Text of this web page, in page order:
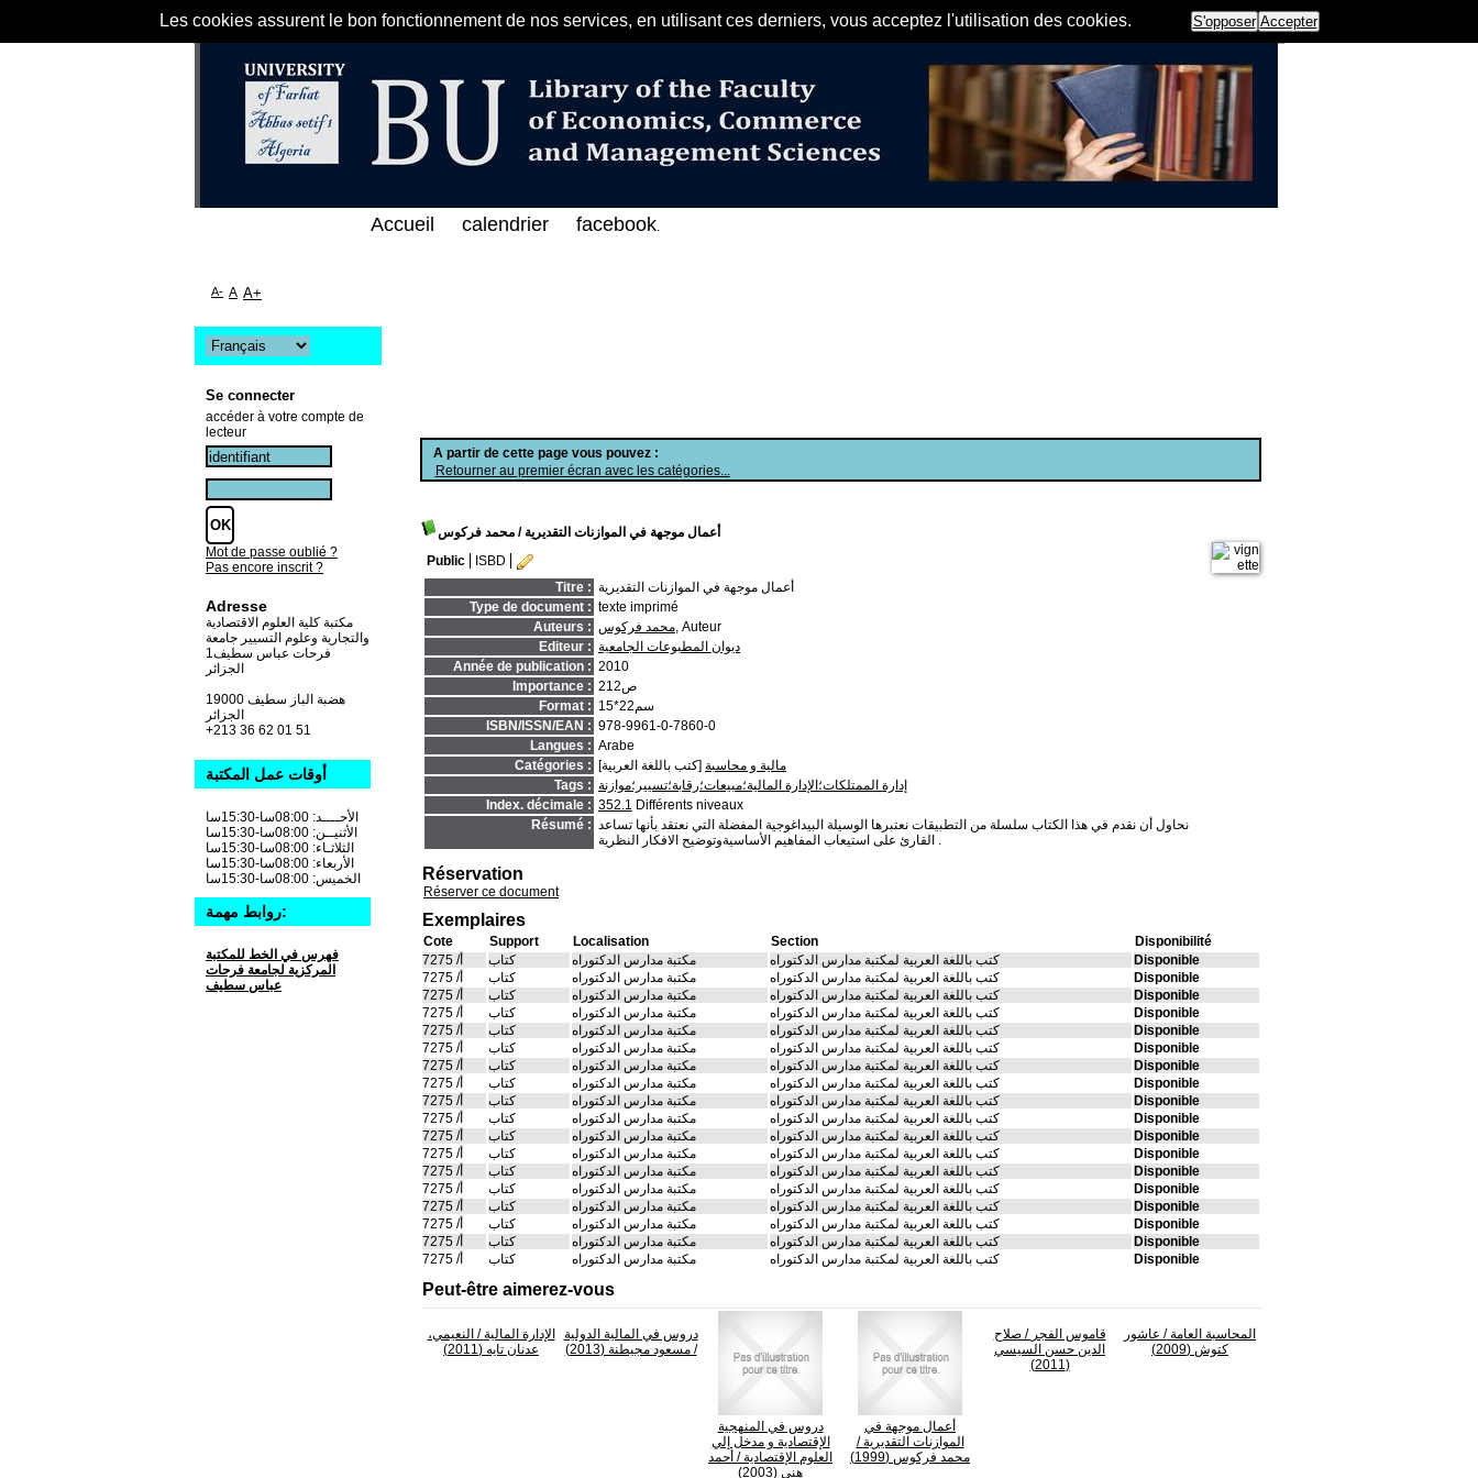
Les cookies assurent le bon fonctionnement de nos services, en utilisant ces derniers, vous acceptez l'utilisation des cookies. S'opposer Accepter
مرحبا بكم في الفهرس الإلكتروني على الخط المباشر لمكتبة كلية العلوم الاقتصادية و
A partir de cette page vous pouvez :
Retourner au premier écran avec les catégories...
أعمال موجهة في الموازنات التقديرية / محمد فركوس
Public
ISBD
Titre : أعمال موجهة في الموازنات التقديرية
Type de document : texte imprimé
Auteurs : محمد فركوس, Auteur
Editeur : ديوان المطبوعات الجامعية
Année de publication : 2010
Importance :
212ص
Format :
15*22سم
ISBN/ISSN/EAN : 978-9961-0-7860-0
Langues : Arabe
Catégories :
[كتب باللغة العربية] مالية و محاسبة
Tags : إدارة الممتلكات؛الإدارة المالية؛مبيعات؛رقابة؛تسيير؛موازنة
Index. décimale : 352.1 Différents niveaux
Résumé : نحاول أن نقدم في هذا الكتاب سلسلة من التطبيقات نعتبرها الوسيلة البيداغوجية المفضلة التي نعتقد بأنها تساعد
القارئ على استيعاب المفاهيم الأساسيةوتوضيح الافكار النظرية .
Réservation
Réserver ce document
Exemplaires
Cote Support Localisation Section
Disponibilité
أ/ 7275
كتاب مكتبة مدارس الدكتوراه كتب باللغة العربية لمكتبة مدارس الدكتوراه
Disponible
أ/ 7275
كتاب مكتبة مدارس الدكتوراه كتب باللغة العربية لمكتبة مدارس الدكتوراه
Disponible
أ/ 7275
كتاب مكتبة مدارس الدكتوراه كتب باللغة العربية لمكتبة مدارس الدكتوراه
Disponible
أ/ 7275
كتاب مكتبة مدارس الدكتوراه كتب باللغة العربية لمكتبة مدارس الدكتوراه
Disponible
أ/ 7275
كتاب مكتبة مدارس الدكتوراه كتب باللغة العربية لمكتبة مدارس الدكتوراه
Disponible
أ/ 7275
كتاب مكتبة مدارس الدكتوراه كتب باللغة العربية لمكتبة مدارس الدكتوراه
Disponible
أ/ 7275
كتاب مكتبة مدارس الدكتوراه كتب باللغة العربية لمكتبة مدارس الدكتوراه
Disponible
أ/ 7275
كتاب مكتبة مدارس الدكتوراه كتب باللغة العربية لمكتبة مدارس الدكتوراه
Disponible
أ/ 7275
كتاب مكتبة مدارس الدكتوراه كتب باللغة العربية لمكتبة مدارس الدكتوراه
Disponible
أ/ 7275
كتاب مكتبة مدارس الدكتوراه كتب باللغة العربية لمكتبة مدارس الدكتوراه
Disponible
أ/ 7275
كتاب مكتبة مدارس الدكتوراه كتب باللغة العربية لمكتبة مدارس الدكتوراه
Disponible
أ/ 7275
كتاب مكتبة مدارس الدكتوراه كتب باللغة العربية لمكتبة مدارس الدكتوراه
Disponible
أ/ 7275
كتاب مكتبة مدارس الدكتوراه كتب باللغة العربية لمكتبة مدارس الدكتوراه
Disponible
أ/ 7275
كتاب مكتبة مدارس الدكتوراه كتب باللغة العربية لمكتبة مدارس الدكتوراه
Disponible
أ/ 7275
كتاب مكتبة مدارس الدكتوراه كتب باللغة العربية لمكتبة مدارس الدكتوراه
Disponible
أ/ 7275
كتاب مكتبة مدارس الدكتوراه كتب باللغة العربية لمكتبة مدارس الدكتوراه
Disponible
أ/ 7275
كتاب مكتبة مدارس الدكتوراه كتب باللغة العربية لمكتبة مدارس الدكتوراه
Disponible
أ/ 7275
كتاب مكتبة مدارس الدكتوراه كتب باللغة العربية لمكتبة مدارس الدكتوراه Disponible
Peut-être aimerez-vous
الإدارة المالية/ النعيمي،
عدنان تايه (2011)
دروس في المالية الدولية
/ مسعود مجيطنة (2013)
دروس في المنهجية
الإقتصادية و مدخل إلي
العلوم الإقتصادية/ أحمد
هني (2003)
أعمال موجهة في
الموازنات التقديرية/
محمد فركوس (1999)
قاموس الفجر / صلاح
الدين حسن السيسي
(2011)
المحاسبة العامة/ عاشور
كتوش (2009)
Accueil calendrier facebook.
A- A A+
Se connecter
accéder à votre compte de
lecteur
Mot de passe oublié ?
Pas encore inscrit ?
Adresse
مكتبة كلية العلوم الاقتصادية
والتجارية وعلوم التسيير جامعة
فرحات عباس سطيف1
الجزائر
19000 هضبة الباز سطيف
+213 36 62 01 51
أوقات عمل المكتبة
الأحــــد: 08:00سا-15:30سا
الأثنيــن: 08:00سا-15:30سا
الثلاثـاء: 08:00سا-15:30سا
الأربعاء: 08:00سا-15:30سا
الخميس: 08:00سا-15:30سا
روابط مهمة:
فهرس في الخط للمكتبة
المركزية لجامعة فرحات
عباس سطيف